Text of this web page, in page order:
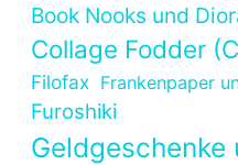
Book Nooks und
Collage Fodder
Filofax Frankenpaper
Furoshiki
Geldgeschenke